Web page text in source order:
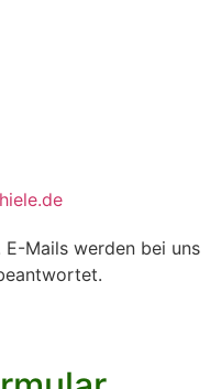
Mails werden bei uns